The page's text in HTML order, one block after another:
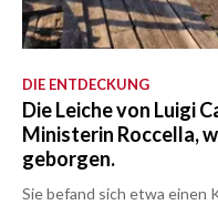
DIE ENTDECKUNG
Die Leiche von Luigi
Ministerin Roccella,
geborgen.
Sie befand sich etwa einen